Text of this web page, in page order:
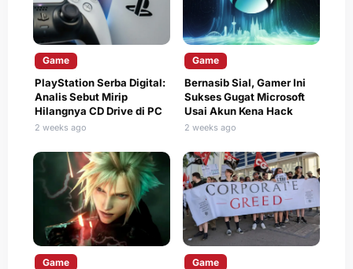
Game
PlayStation Serba Digital:
Analis Sebut Mirip
Hilangnya CD Drive di PC
2 weeks ago
Game
Bernasib Sial, Gamer Ini
Sukses Gugat Microsoft
Usai Akun Kena Hack
2 weeks ago
Game Game